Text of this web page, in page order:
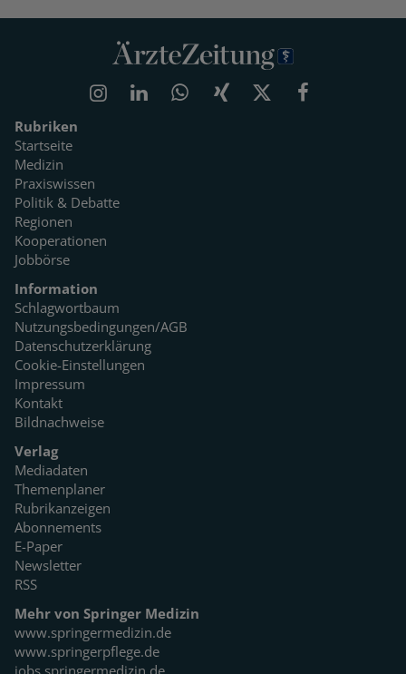
Rubriken
Startseite
Medizin
Praxiswissen
Politik & Debatte
Regionen
Kooperationen
Jobbörse
Information
Schlagwortbaum
Nutzungsbedingungen/AGB
Datenschutzerklärung
Cookie-Einstellungen
Impressum
Kontakt
Bildnachweise
Verlag
Mediadaten
Themenplaner
Rubrikanzeigen
Abonnements
E-Paper
Newsletter
RSS
Mehr von Springer Medizin
www.springermedizin.de
www.springerpflege.de